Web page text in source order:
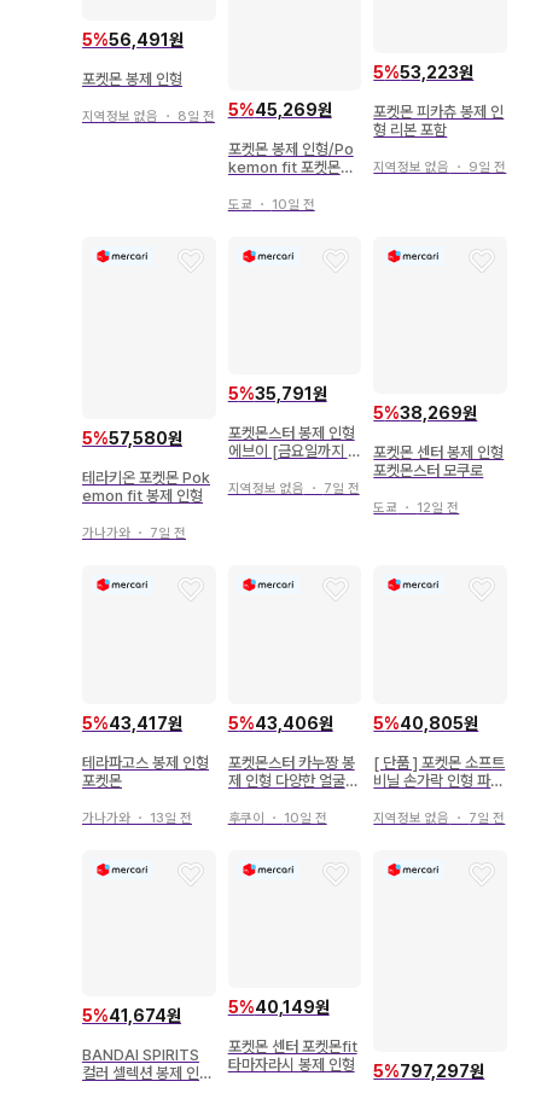
5%56,491원
포켓몬 봉제 인형
지역정보 없음 ・ 8일 전 5%45,269원
포켓몬 봉제 인형/Po
kemon fit 포켓몬스
도쿄 ・ 10일 전
5%53,223원
포켓몬 피카츄 봉제 인
형 리본 포함
지역정보 없음 ・ 9일 전
5%57,580원
테라키온 포켓몬 Pok
emon fit 봉제 인형
가나가와 ・ 7일 전
5%35,791원
포켓몬스터 봉제 인형
에브이 [금요일까지 판
지역정보 없음 ・ 7일 전
5%38,269원
포켓몬 센터 봉제 인형
포켓몬스터 모쿠로
도쿄 ・ 12일 전
5%43,417원
테라파고스 봉제 인형
포켓몬
가나가와 ・ 13일 전
5%43,406원
포켓몬스터 카누짱 봉
제 인형 다양한 얼굴
후쿠이 ・ 10일 전
5%40,805원
[ 단품 ] 포켓몬 소프트
비닐 손가락 인형 파이
지역정보 없음 ・ 7일 전
5%41,674원
BANDAI SPIRITS
컬러 셀렉션 봉제 인형
5%40,149원
포켓몬 센터 포켓몬fit
타마자라시 봉제 인형
5%797,297원